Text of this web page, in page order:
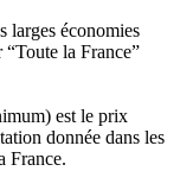
larges économies
la France”
est le prix
donnée dans les
France.